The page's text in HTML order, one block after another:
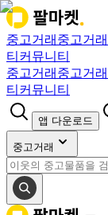
중고거래 중고거래
티 커뮤니티
중고거래 중고거래
티 커뮤니티
앱 다운로드
중고거래